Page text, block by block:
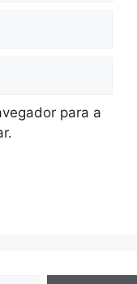
para a